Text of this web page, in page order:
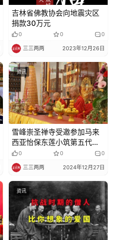
吉林省佛教协会向地震灾区
捐款30万元
0 0 0
三三两两 2023年12月26日
资讯
雪峰崇圣禅寺受邀参加马来
西亚怡保东莲小筑第五代续
延出家受沙弥尼戒仪式
0 0 0
三三两两 2024年12月27日
资讯